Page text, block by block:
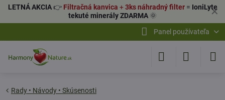
✕
LETNÁ AKCIA👉 Filtračná kanvica +3ks náhradný filter= IoniLyte
tekuté minerály ZDARMA 🌞
Panel používateľa
Rady • Návody • Skúsenosti